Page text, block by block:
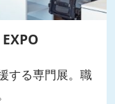
する専門展。職